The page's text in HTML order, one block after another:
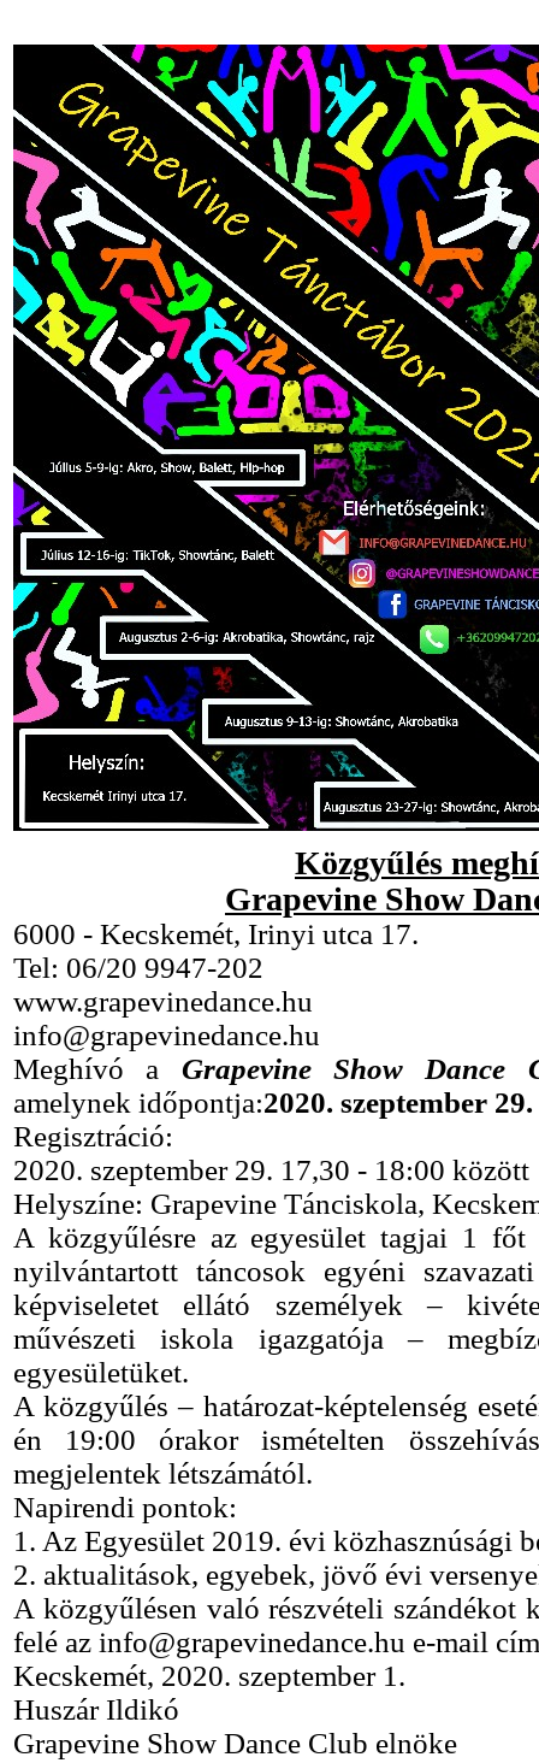
Közgyűlés
Grapevine Show
6000 - Kecskemét, Irinyi utca 17.
Tel: 06/20 9947-202
www.grapevinedance.hu
info@grapevinedance.hu
Meghívó a Grapevine Show Dance
amelynek időpontja:2020. szeptember
Regisztráció:
2020. szeptember 29. 17,30 - 18:00 között
Helyszíne: Grapevine Tánciskola,
A közgyűlésre az egyesület tagjai 1 főt
nyilvántartott táncosok egyéni
képviseletet ellátó személyek –
művészeti iskola igazgatója –
egyesületüket.
A közgyűlés – határozat-képtelenség
én 19:00 órakor ismételten
megjelentek létszámától.
Napirendi pontok:
1. Az Egyesület 2019. évi közhasznúsági
2. aktualitások, egyebek, jövő évi
A közgyűlésen való részvételi szándékot
felé az info@grapevinedance.hu e-mail
Kecskemét, 2020. szeptember 1.
Huszár Ildikó
Grapevine Show Dance Club elnöke